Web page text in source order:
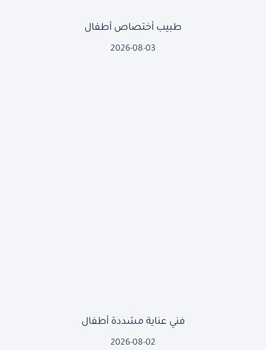
طبيب أختصاص أطفال
2026-08-03
فني عناية مشددة أطفال
2026-08-02